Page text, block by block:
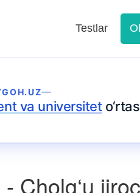
Testlar
va universitet
Cholg‘u